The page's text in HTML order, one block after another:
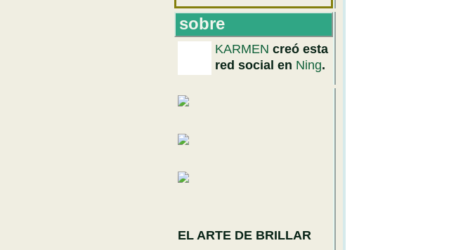
sobre
KARMEN creó esta
red social en Ning.
EL ARTE DE BRILLAR